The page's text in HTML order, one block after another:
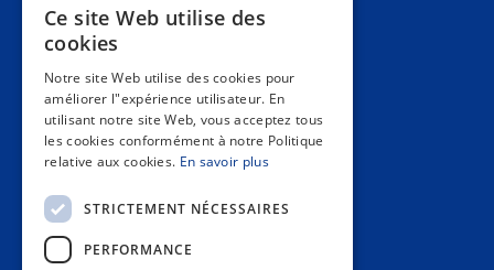
Information
Espace privé
Contact us
SPANISH
ENGLISH
ITALIAN
Ce site Web utilise des
cookies
Notre site Web utilise des cookies pour
améliorer l"expérience utilisateur. En
utilisant notre site Web, vous acceptez tous
les cookies conformément à notre Politique
relative aux cookies. En savoir plus
STRICTEMENT NÉCESSAIRES
PERFORMANCE